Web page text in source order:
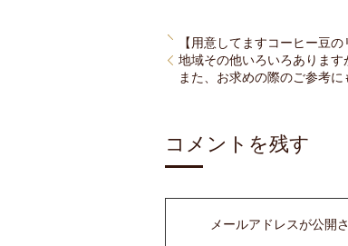
【用意してますコーヒー豆の
地域その他いろいろあります
また、お求めの際のご参考に
コメントを残す
メールアドレスが公開